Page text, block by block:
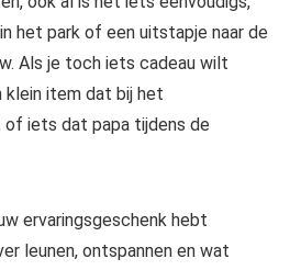
het park of een uitstapje naar de
Als je toch iets cadeau wilt
klein item dat bij het
of iets dat papa tijdens de
ervaringsgeschenk hebt
leunen, ontspannen en wat